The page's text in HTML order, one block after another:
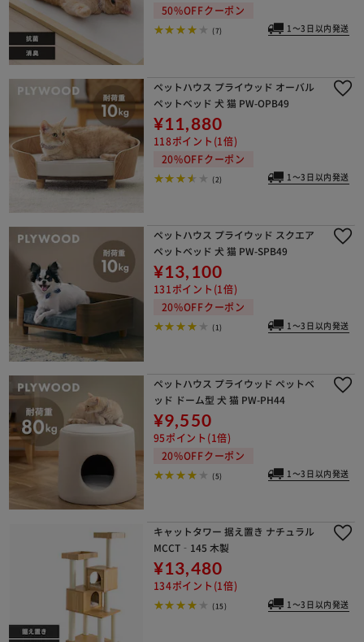
50%OFFクーポン
(7) 1～3日以内発送
ペットハウス プライウッド オーバル
ペットベッド 犬 猫 PW-OPB49
¥11,880
118ポイント(1倍)
20%OFFクーポン
(2) 1～3日以内発送
ペットハウス プライウッド スクエア
ペットベッド 犬 猫 PW-SPB49
¥13,100
131ポイント(1倍)
20%OFFクーポン
(1) 1～3日以内発送
ペットハウス プライウッド ペットベ
ッド ドーム型 犬 猫 PW-PH44
¥9,550
95ポイント(1倍)
20%OFFクーポン
(5) 1～3日以内発送
キャットタワー 据え置き ナチュラル
MCCT‐145 木製
¥13,480
134ポイント(1倍)
(15) 1～3日以内発送